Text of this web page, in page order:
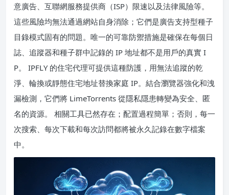
意廣告、互聯網服務提供商（ISP）限速以及法律風險等。
這些風險均無法通過網站自身消除；它們是廣告支持型種子
目錄模式固有的問題。唯一的可靠防禦措施是確保在每個日
誌、追蹤器和種子群中記錄的 IP 地址都不是用戶的真實 I
P。 IPFLY 的住宅代理可提供這種防護，用無法追蹤的乾
淨、輪換或靜態住宅地址替換家庭 IP。結合瀏覽器強化和洩
漏檢測，它們將 LimeTorrents 從隱私隱患轉變為安全、匿
名的資源。 相關工具已然存在；配置過程簡單；否則，每一
次搜索、每次下載和每次訪問都將被永久記錄在數字檔案
中。